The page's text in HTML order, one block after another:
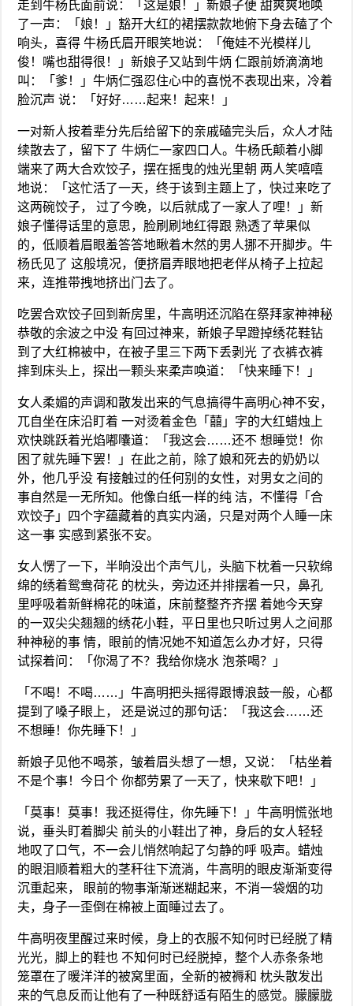
走到牛杨氏面前说：「这是娘！」新娘子便 甜爽爽地唤
了一声：「娘！」豁开大红的裙摆款款地俯下身去磕了个
响头，喜得 牛杨氏眉开眼笑地说：「俺娃不光模样儿
俊！嘴也甜得很！」新娘子又站到牛炳 仁跟前娇滴滴地
叫：「爹！」牛炳仁强忍住心中的喜悦不表现出来，冷着
脸沉声 说：「好好……起来！起来！」
一对新人按着辈分先后给留下的亲戚磕完头后，众人才陆
续散去了，留下了 牛炳仁一家四口人。牛杨氏颠着小脚
端来了两大合欢饺子，摆在摇曳的烛光里朝 两人笑嘻嘻
地说：「这忙活了一天，终于该到主题上了，快过来吃了
这两碗饺子， 过了今晚，以后就成了一家人了哩！」新
娘子懂得话里的意思，脸刷刷地红得跟 熟透了苹果似
的，低顺着眉眼羞答答地瞅着木然的男人挪不开脚步。牛
杨氏见了 这般境况，便挤眉弄眼地把老伴从椅子上拉起
来，连推带拽地挤出门去了。
吃罢合欢饺子回到新房里，牛高明还沉陷在祭拜家神神秘
恭敬的余波之中没 有回过神来，新娘子早蹬掉绣花鞋钻
到了大红棉被中，在被子里三下两下丢剥光 了衣裤衣裤
摔到床头上，探出一颗头来柔声唤道：「快来睡下！」
女人柔媚的声调和散发出来的气息搞得牛高明心神不安，
兀自坐在床沿盯着 一对烫着金色「囍」字的大红蜡烛上
欢快跳跃着光焰嘟囔道：「我这会……还不 想睡觉！你
困了就先睡下罢！」在此之前，除了娘和死去的奶奶以
外，他几乎没 有接触过的任何别的女性，对男女之间的
事自然是一无所知。他像白纸一样的纯 洁，不懂得「合
欢饺子」四个字蕴藏着的真实内涵，只是对两个人睡一床
这一事 实感到紧张不安。
女人愣了一下，半晌没出个声气儿，头脑下枕着一只软绵
绵的绣着鸳鸯荷花 的枕头，旁边还并排摆着一只，鼻孔
里呼吸着新鲜棉花的味道，床前整整齐齐摆 着她今天穿
的一双尖尖翘翘的绣花小鞋，平日里也只听过男人之间那
种神秘的事 情，眼前的情况她不知道怎么办才好，只得
试探着问：「你渴了不？我给你烧水 泡茶喝？」
「不喝！不喝……」牛高明把头摇得跟博浪鼓一般，心都
提到了嗓子眼上， 还是说过的那句话：「我这会……还
不想睡！你先睡下！」
新娘子见他不喝茶，皱着眉头想了一想，又说：「枯坐着
不是个事！今日个 你都劳累了一天了，快来歇下吧！」
「莫事！莫事！我还挺得住，你先睡下！」牛高明慌张地
说，垂头盯着脚尖 前头的小鞋出了神，身后的女人轻轻
地叹了口气，不一会儿悄然响起了匀静的呼 吸声。蜡烛
的眼泪顺着粗大的茎秆往下流淌，牛高明的眼皮渐渐变得
沉重起来， 眼前的物事渐渐迷糊起来，不消一袋烟的功
夫，身子一歪倒在棉被上面睡过去了。
牛高明夜里醒过来时候，身上的衣服不知何时已经脱了精
光光，脚上的鞋也 不知何时已经脱掉，整个人赤条条地
笼罩在了暖洋洋的被窝里面，全新的被褥和 枕头散发出
来的气息反而让他有了一种既舒适有陌生的感觉。朦朦胧